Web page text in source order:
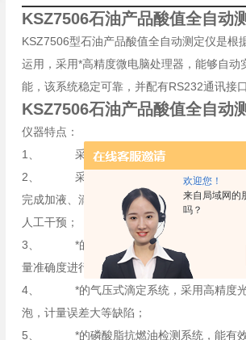
欢迎您！
来自局域网的
吗？
KSZ7506石油产品酸值全自动
KSZ7506型石油产品酸值全自动测定仪是
运用，采用*高精度微电脑处理器，能够自
能，该系统稳定可靠，并配有RS232通讯接
KSZ7506石油产品酸值全自动
仪器特点：
1、 采用高精密光电一体化设计，可准确
2、 采用萃取法中和滴定原理，高度智能
完成加液、滴定、搅拌、判断滴定终点、清
人工干预；
3、 *的自标定系统,可对中和液的浓度进
量准确度进行标定，大大减少了各种因素造
4、 *的气压式滴定系统，采用高精度光
泡，计量误差大等缺陷；
5、 *的磷酸脂抗燃油检测系统，能有效